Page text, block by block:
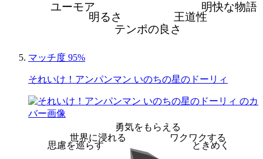
明快な物語
王道性
テンポの良さ
明るさ
ユーモア
マッチ度 95%
それいけ！アンパンマン いのちの星のドーリィ
勇気をもらえる
ワクワクする
ときめく
思慮を巡らす
世界に浸れる